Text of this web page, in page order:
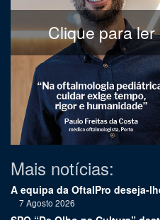
Clique para ler
Mais notícias:
A equipa da OftalPro deseja-
7 Agosto 2026